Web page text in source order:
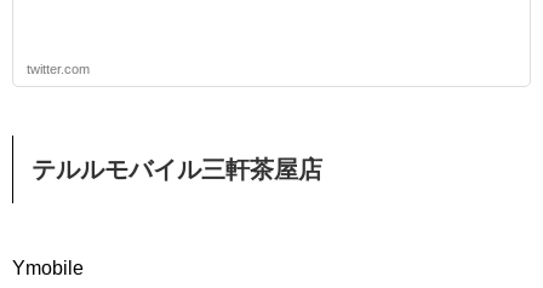
twitter.com
テルルモバイル三軒茶屋店
Ymobile